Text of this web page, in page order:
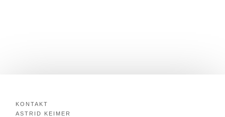
KONTAKT
ASTRID KEIMER